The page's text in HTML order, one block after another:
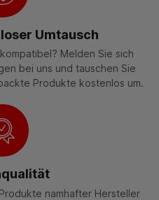
Umtausch
Melden Sie sich
bei uns und tauschen Sie
Produkte kostenlos um.
namhafter Hersteller